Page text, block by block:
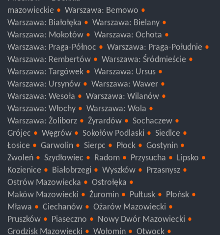
Miechów
Bochnia
mazowieckie
Warszawa: Bemowo
Warszawa: Białołęka
Warszawa: Bielany
Warszawa: Mokotów
Warszawa: Ochota
Warszawa: Praga-Północ
Warszawa: Praga-Południe
Warszawa: Rembertów
Warszawa: Śródmieście
Warszawa: Targówek
Warszawa: Ursus
Warszawa: Ursynów
Warszawa: Wawer
Warszawa: Wesoła
Warszawa: Wilanów
Warszawa: Włochy
Warszawa: Wola
Warszawa: Żoliborz
Żyrardów
Sochaczew
Grójec
Węgrów Sokołów Podlaski
Siedlce
Łosice
Garwolin Sierpc Płock
Gostynin
Zwoleń
Szydłowiec Radom Przysucha
Lipsko
Kozienice
Białobrzegi Wyszków
Ostrów Mazowiecka
Ostrołęka
Maków Mazowiecki
Żuromin Pułtusk
Płońsk
Mława
Ciechanów
Ożarów Mazowiecki
Pruszków
Piaseczno
Nowy Dwór Mazowiecki